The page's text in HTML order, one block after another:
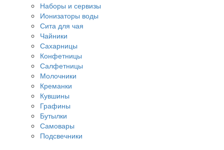
Наборы и сервизы
Ионизаторы воды
Сита для чая
Чайники
Сахарницы
Конфетницы
Салфетницы
Молочники
Креманки
Кувшины
Графины
Бутылки
Самовары
Подсвечники